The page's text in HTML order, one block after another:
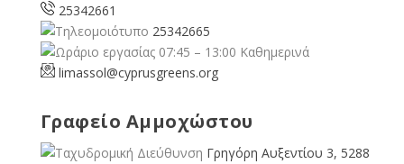
25342661
25342665
07:45 – 13:00 Καθημερινά
limassol@cyprusgreens.org
Γραφείο Αμμοχώστου
Γρηγόρη Αυξεντίου 3, 5288